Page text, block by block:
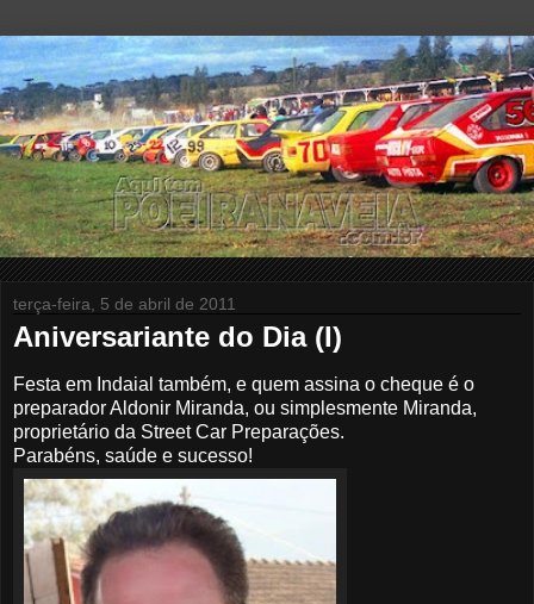
terça-feira, 5 de abril de 2011
Aniversariante do Dia (I)
Festa em Indaial também, e quem assina o cheque é o
preparador Aldonir Miranda, ou simplesmente Miranda,
proprietário da Street Car Preparações.
Parabéns, saúde e sucesso!